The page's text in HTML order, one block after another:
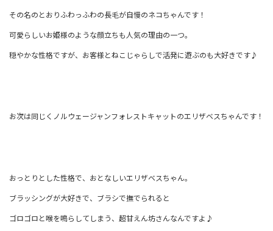
その名のとおりふわっふわの長毛が自慢のネコちゃんです！
可愛らしいお姫様のような顔立ちも人気の理由の一つ。
穏やかな性格ですが、お客様とねこじゃらしで活発に遊ぶのも大好きです♪
お次は同じくノルウェージャンフォレストキャットのエリザベスちゃんです！
おっとりとした性格で、おとなしいエリザベスちゃん。
ブラッシングが大好きで、ブラシで撫でられると
ゴロゴロと喉を鳴らしてしまう、超甘えん坊さんなんですよ♪